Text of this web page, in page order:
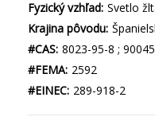
Fyzický vzhľad: Svetlo
Krajina pôvodu:
#CAS: 8023-95-8 ;
#FEMA: 2592
#EINEC: 289-918-2